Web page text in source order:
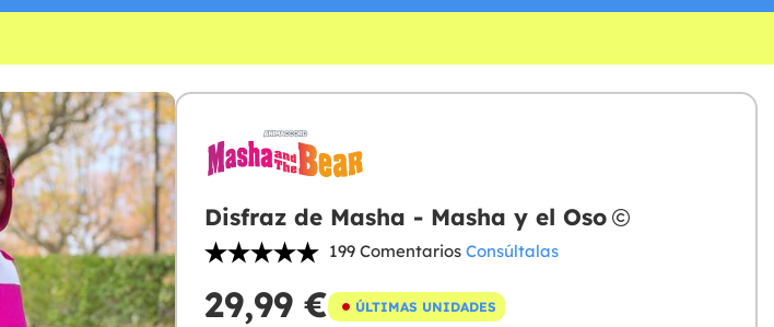
Disfraz de Masha - Masha y el Oso
199 Comentarios Consúltalas
29,99 € ÚLTIMAS UNIDADES